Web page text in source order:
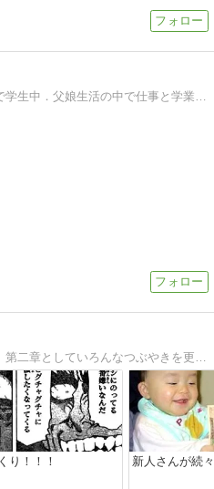
社会人をしながら国立大学で学生中．父娘生活の中で仕事と学業を奮闘中にセクハラ被害，将来の夢は研究者．
お店の宣伝ブログでしたが、第二章としていろんなつぶやきを更新しております。
り！！！ 新人さんが続